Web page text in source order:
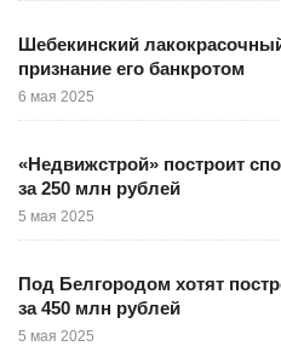
Шебекинский
признание его банкротом
6 мая 2025
«Недвижстрой» построит
за 250 млн рублей
5 мая 2025
Под Белгородом хотят
за 450 млн рублей
5 мая 2025